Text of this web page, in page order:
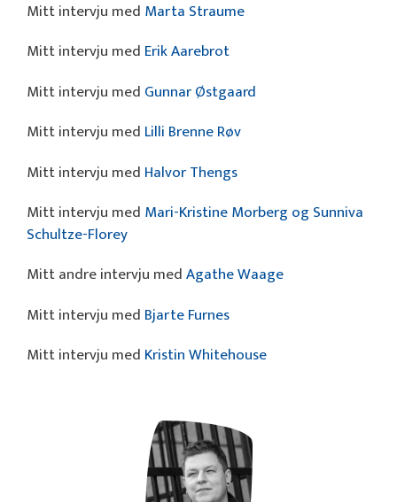
Mitt intervju med Marta Straume
Mitt intervju med Erik Aarebrot
Mitt intervju med Gunnar Østgaard
Mitt intervju med Lilli Brenne Røv
Mitt intervju med Halvor Thengs
Mitt intervju med Mari-Kristine Morberg og Sunniva
Schultze-Florey
Mitt andre intervju medAgathe Waage
Mitt intervju med Bjarte Furnes
Mitt intervju med Kristin Whitehouse